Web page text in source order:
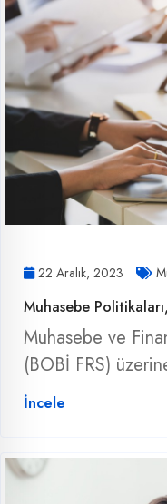
22 Aralık, 2023
Muhasebe
Muhasebe ve
(BOBİ FRS)
İncele